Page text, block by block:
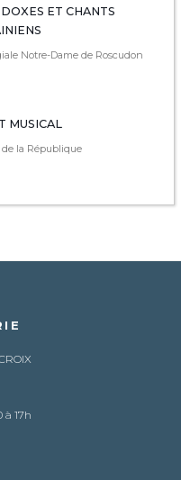
ET CHANTS
Notre-Dame de Roscudon
MUSICAL
de la République
à 17h